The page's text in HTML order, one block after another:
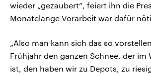
wieder „gezaubert“, feiert ihn die
Monatelange Vorarbeit war dafür
„Also man kann sich das so
Frühjahr den ganzen Schnee, der im
ist, den haben wir zu Depots, zu